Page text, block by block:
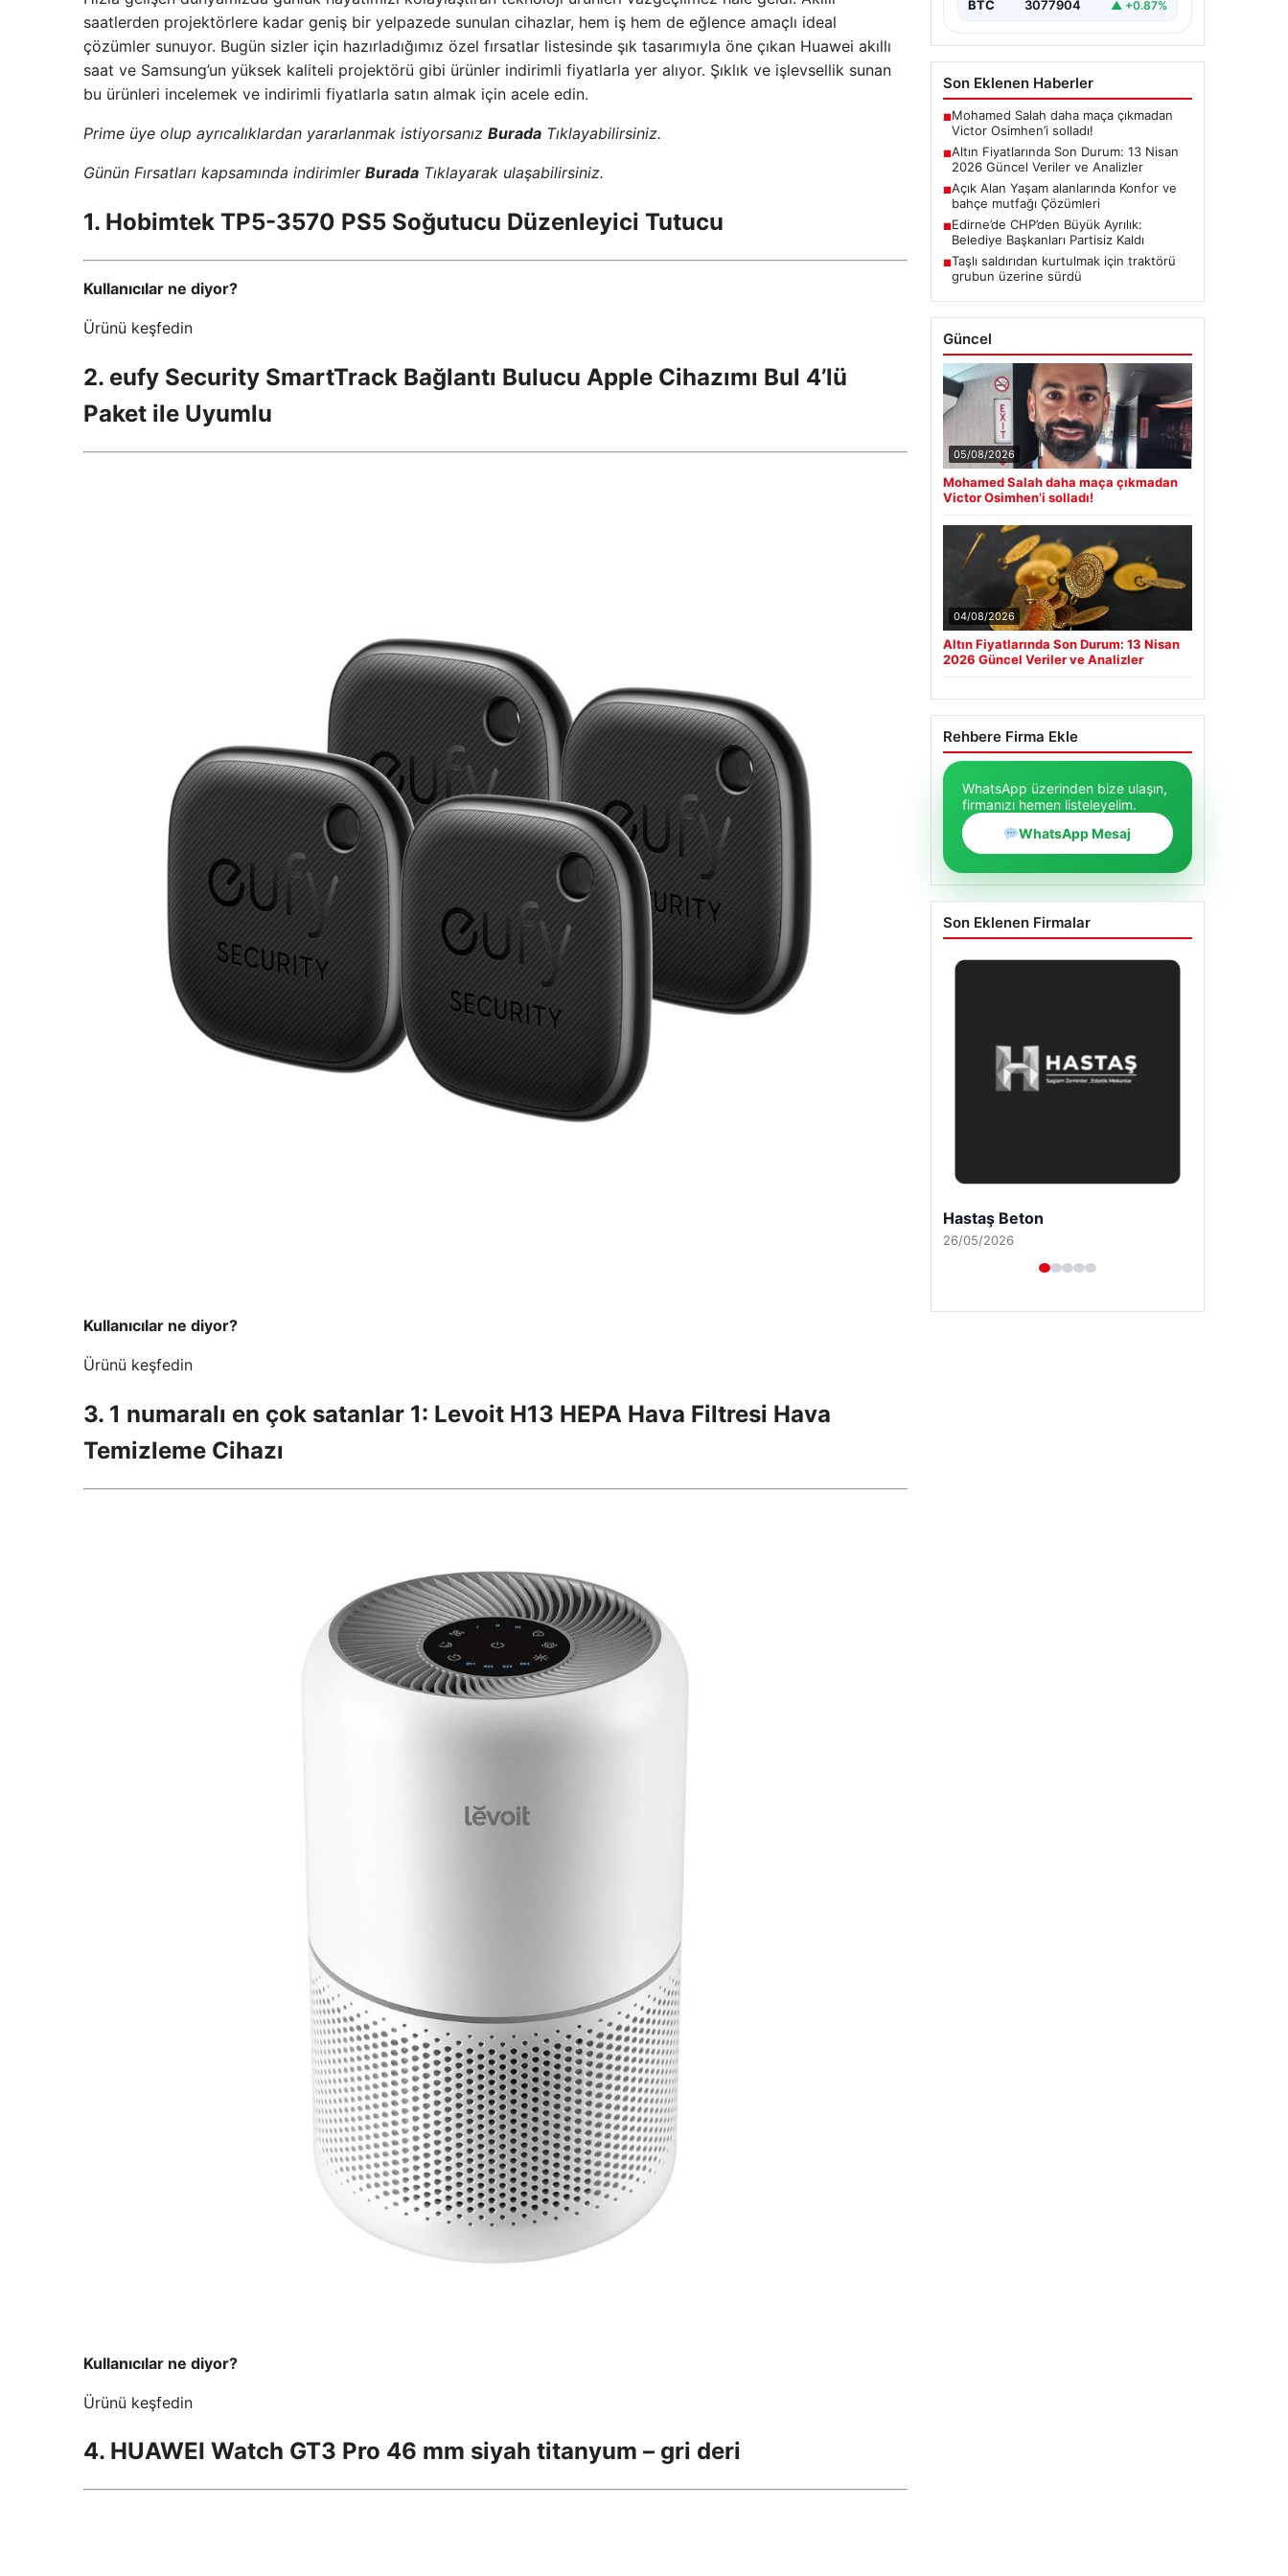
saatlerden projektörlere kadar geniş bir yelpazede sunulan cihazlar, hem iş hem de eğlence amaçlı ideal
çözümler sunuyor. Bugün sizler için hazırladığımız özel fırsatlar listesinde şık tasarımıyla öne çıkan Huawei akıllı
saat ve Samsung’un yüksek kaliteli projektörü gibi ürünler indirimli fiyatlarla yer alıyor. Şıklık ve işlevsellik sunan
bu ürünleri incelemek ve indirimli fiyatlarla satın almak için acele edin.
Prime üye olup ayrıcalıklardan yararlanmak istiyorsanız Burada Tıklayabilirsiniz.
Günün Fırsatları kapsamında indirimler Burada Tıklayarak ulaşabilirsiniz.
1. Hobimtek TP5-3570 PS5 Soğutucu Düzenleyici Tutucu
Kullanıcılar ne diyor?
Ürünü keşfedin
2. eufy Security SmartTrack Bağlantı Bulucu Apple Cihazımı Bul 4’lü
Paket ile Uyumlu
Kullanıcılar ne diyor?
Ürünü keşfedin
3. 1 numaralı en çok satanlar 1: Levoit H13 HEPA Hava Filtresi Hava
Temizleme Cihazı
Kullanıcılar ne diyor?
Ürünü keşfedin
4. HUAWEI Watch GT3 Pro 46 mm siyah titanyum – gri deri
BTC 3077904 ▲ +0.87%
Son Eklenen Haberler
■Mohamed Salah daha maça çıkmadan
Victor Osimhen’i solladı!
■Altın Fiyatlarında Son Durum: 13 Nisan
2026 Güncel Veriler ve Analizler
■Açık Alan Yaşam alanlarında Konfor ve
bahçe mutfağı Çözümleri
■Edirne’de CHP’den Büyük Ayrılık:
Belediye Başkanları Partisiz Kaldı
■Taşlı saldırıdan kurtulmak için traktörü
grubun üzerine sürdü
Güncel
05/08/2026
Mohamed Salah daha maça çıkmadan
Victor Osimhen’i solladı!
04/08/2026
Altın Fiyatlarında Son Durum: 13 Nisan
2026 Güncel Veriler ve Analizler
Rehbere Firma Ekle
WhatsApp üzerinden bize ulaşın,
firmanızı hemen listeleyelim.
WhatsApp Mesaj
Son Eklenen Firmalar
Enes Kaplan Avukatlık Bürosu
28/04/2026